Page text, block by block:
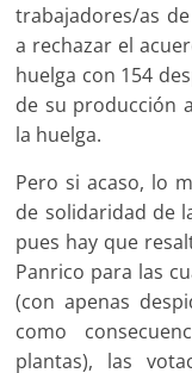
trabajadores/as
a rechazar el
huelga con 154
de su producción
la huelga.
Pero si acaso, lo
de solidaridad de
pues hay que
Panrico para las
(con apenas
como
plantas), las